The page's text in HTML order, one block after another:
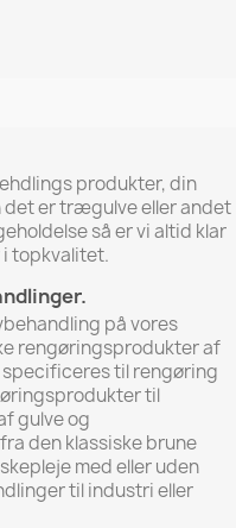
produkter, din
det er trægulve eller andet
så er vi altid klar
topkvalitet.
på vores
rengøringsprodukter af
specificeres til rengøring
til
gulve og
den klassiske brune
med eller uden
til industri eller